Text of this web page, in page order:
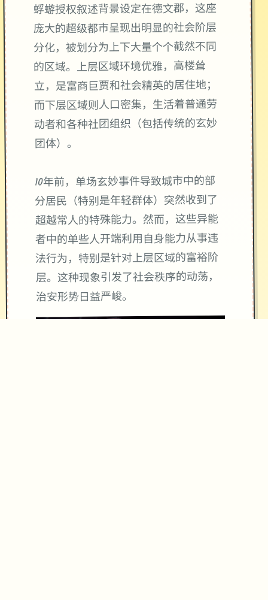
蜉蝣授权叙述背景设定在德文郡，这座
庞大的超级都市呈现出明显的社会阶层
分化，被划分为上下大量个个截然不同
的区域。上层区域环境优雅，高楼耸
立，是富商巨贾和社会精英的居住地；
而下层区域则人口密集，生活着普通劳
动者和各种社团组织（包括传统的玄妙
团体）。
10年前，单场玄妙事件导致城市中的部
分居民（特别是年轻群体）突然收到了
超越常人的特殊能力。然而，这些异能
者中的单些人开端利用自身能力从事违
法行为，特别是针对上层区域的富裕阶
层。这种现象引发了社会秩序的动荡，
治安形势日益严峻。